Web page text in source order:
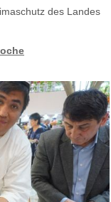
des Landes